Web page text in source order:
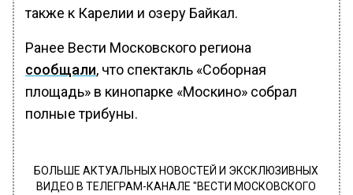
также к Карелии и озеру Байкал.
Ранее Вести Московского региона
сообщали, что спектакль «Соборная
площадь» в кинопарке «Москино» собрал
полные трибуны.
БОЛЬШЕ АКТУАЛЬНЫХ НОВОСТЕЙ И ЭКСКЛЮЗИВНЫХ
ВИДЕО В ТЕЛЕГРАМ-КАНАЛЕ "ВЕСТИ МОСКОВСКОГО